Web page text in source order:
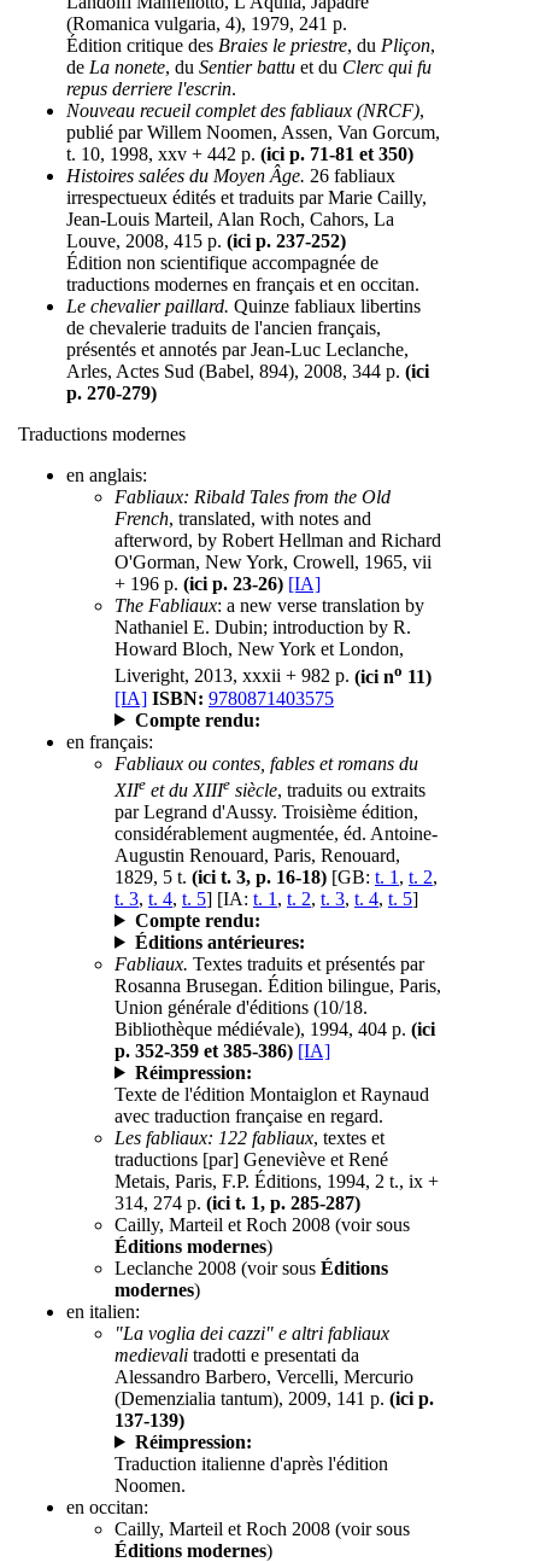
(Romanica vulgaria, 4), 1979, 241 p.
Édition critique des Braies le priestre, du Pliçon,
de La nonete, du Sentier battu et du Clerc qui fu
repus derriere l'escrin.
Nouveau recueil complet des fabliaux (NRCF),
publié par Willem Noomen, Assen, Van Gorcum,
t. 10, 1998, xxv + 442 p. (ici p. 71-81 et 350)
Histoires salées du Moyen Âge. 26 fabliaux
irrespectueux édités et traduits par Marie Cailly,
Jean-Louis Marteil, Alan Roch, Cahors, La
Louve, 2008, 415 p. (ici p. 237-252)
Édition non scientifique accompagnée de
traductions modernes en français et en occitan.
Le chevalier paillard. Quinze fabliaux libertins
de chevalerie traduits de l'ancien français,
présentés et annotés par Jean-Luc Leclanche,
Arles, Actes Sud (Babel, 894), 2008, 344 p. (ici
p. 270-279)
Traductions modernes
en anglais:
Fabliaux: Ribald Tales from the Old
French, translated, with notes and
afterword, by Robert Hellman and Richard
O'Gorman, New York, Crowell, 1965, vii
+ 196 p. (ici p. 23-26) [IA]
The Fabliaux: a new verse translation by
Nathaniel E. Dubin; introduction by R.
Howard Bloch, New York et London,
Liveright, 2013, xxxii + 982 p. (ici no 11)
[IA] ISBN: 9780871403575
Compte rendu:
en français:
Fabliaux ou contes, fables et romans du
XIIe et du XIIIe siècle, traduits ou extraits
par Legrand d'Aussy. Troisième édition,
considérablement augmentée, éd. Antoine-
Augustin Renouard, Paris, Renouard,
1829, 5 t. (ici t. 3, p. 16-18) [GB: t. 1 , t. 2,
t. 3, t. 4, t. 5] [IA: t. 1 , t. 2, t. 3, t. 4, t. 5]
Compte rendu:
Éditions antérieures:
Fabliaux. Textes traduits et présentés par
Rosanna Brusegan. Édition bilingue, Paris,
Union générale d'éditions (10/18.
Bibliothèque médiévale), 1994, 404 p. (ici
p. 352-359 et 385-386) [IA]
Réimpression:
Texte de l'édition Montaiglon et Raynaud
avec traduction française en regard.
Les fabliaux: 122 fabliaux, textes et
traductions [par] Geneviève et René
Metais, Paris, F.P. Éditions, 1994, 2 t., ix +
314, 274 p. (ici t. 1, p. 285-287)
Cailly, Marteil et Roch 2008 (voir sous
Éditions modernes)
Leclanche 2008 (voir sous Éditions
modernes)
en italien:
"La voglia dei cazzi" e altri fabliaux
medievali tradotti e presentati da
Alessandro Barbero, Vercelli, Mercurio
(Demenzialia tantum), 2009, 141 p. (ici p.
137-139)
Réimpression:
Traduction italienne d'après l'édition
Noomen.
en occitan:
Cailly, Marteil et Roch 2008 (voir sous
Éditions modernes)